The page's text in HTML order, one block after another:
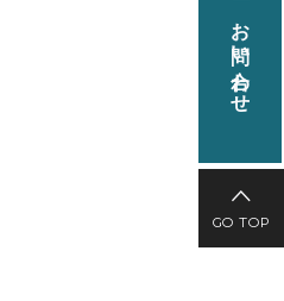
お問い合わせ
GO TOP